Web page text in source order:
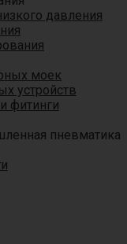
давления
моек
устройств
фитинги
пневматика